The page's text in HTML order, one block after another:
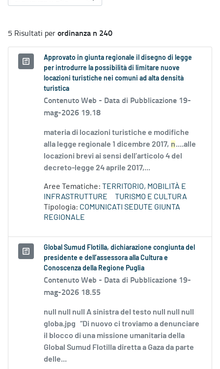
5 Risultati perordinanza n 240
Approvato in giunta regionale il disegno di legge
per introdurre la possibilità di limitare nuove
locazioni turistiche nei comuni ad alta densità
turistica
Contenuto Web - Data di Pubblicazione 19-
mag-2026 19.18
materia di locazioni turistiche e modifiche
alla legge regionale 1 dicembre 2017, n....alle
locazioni brevi ai sensi dell’articolo 4 del
decreto-legge 24 aprile 2017,...
Aree Tematiche: TERRITORIO, MOBILITÀ E
INFRASTRUTTURE
TURISMO E CULTURA
Tipologia: COMUNICATI SEDUTE GIUNTA
REGIONALE
Global Sumud Flotilla, dichiarazione congiunta del
presidente e dell’assessora alla Cultura e
Conoscenza della Regione Puglia
Contenuto Web - Data di Pubblicazione 19-
mag-2026 18.55
null null null A sinistra del testo null null null
globa.jpg “Di nuovo ci troviamo a denunciare
il blocco di una missione umanitaria della
Global Sumud Flotilla diretta a Gaza da parte
delle...